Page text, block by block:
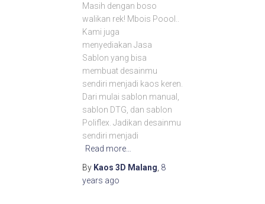
Masih dengan boso
walikan rek! Mbois Poool..
Kami juga
menyediakan Jasa
Sablon yang bisa
membuat desainmu
sendiri menjadi kaos keren.
Dari mulai sablon manual,
sablon DTG, dan sablon
Poliflex. Jadikan desainmu
sendiri menjadi
Read more…
By Kaos 3D Malang 8
years ago